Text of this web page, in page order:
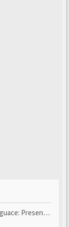
y seguimiento